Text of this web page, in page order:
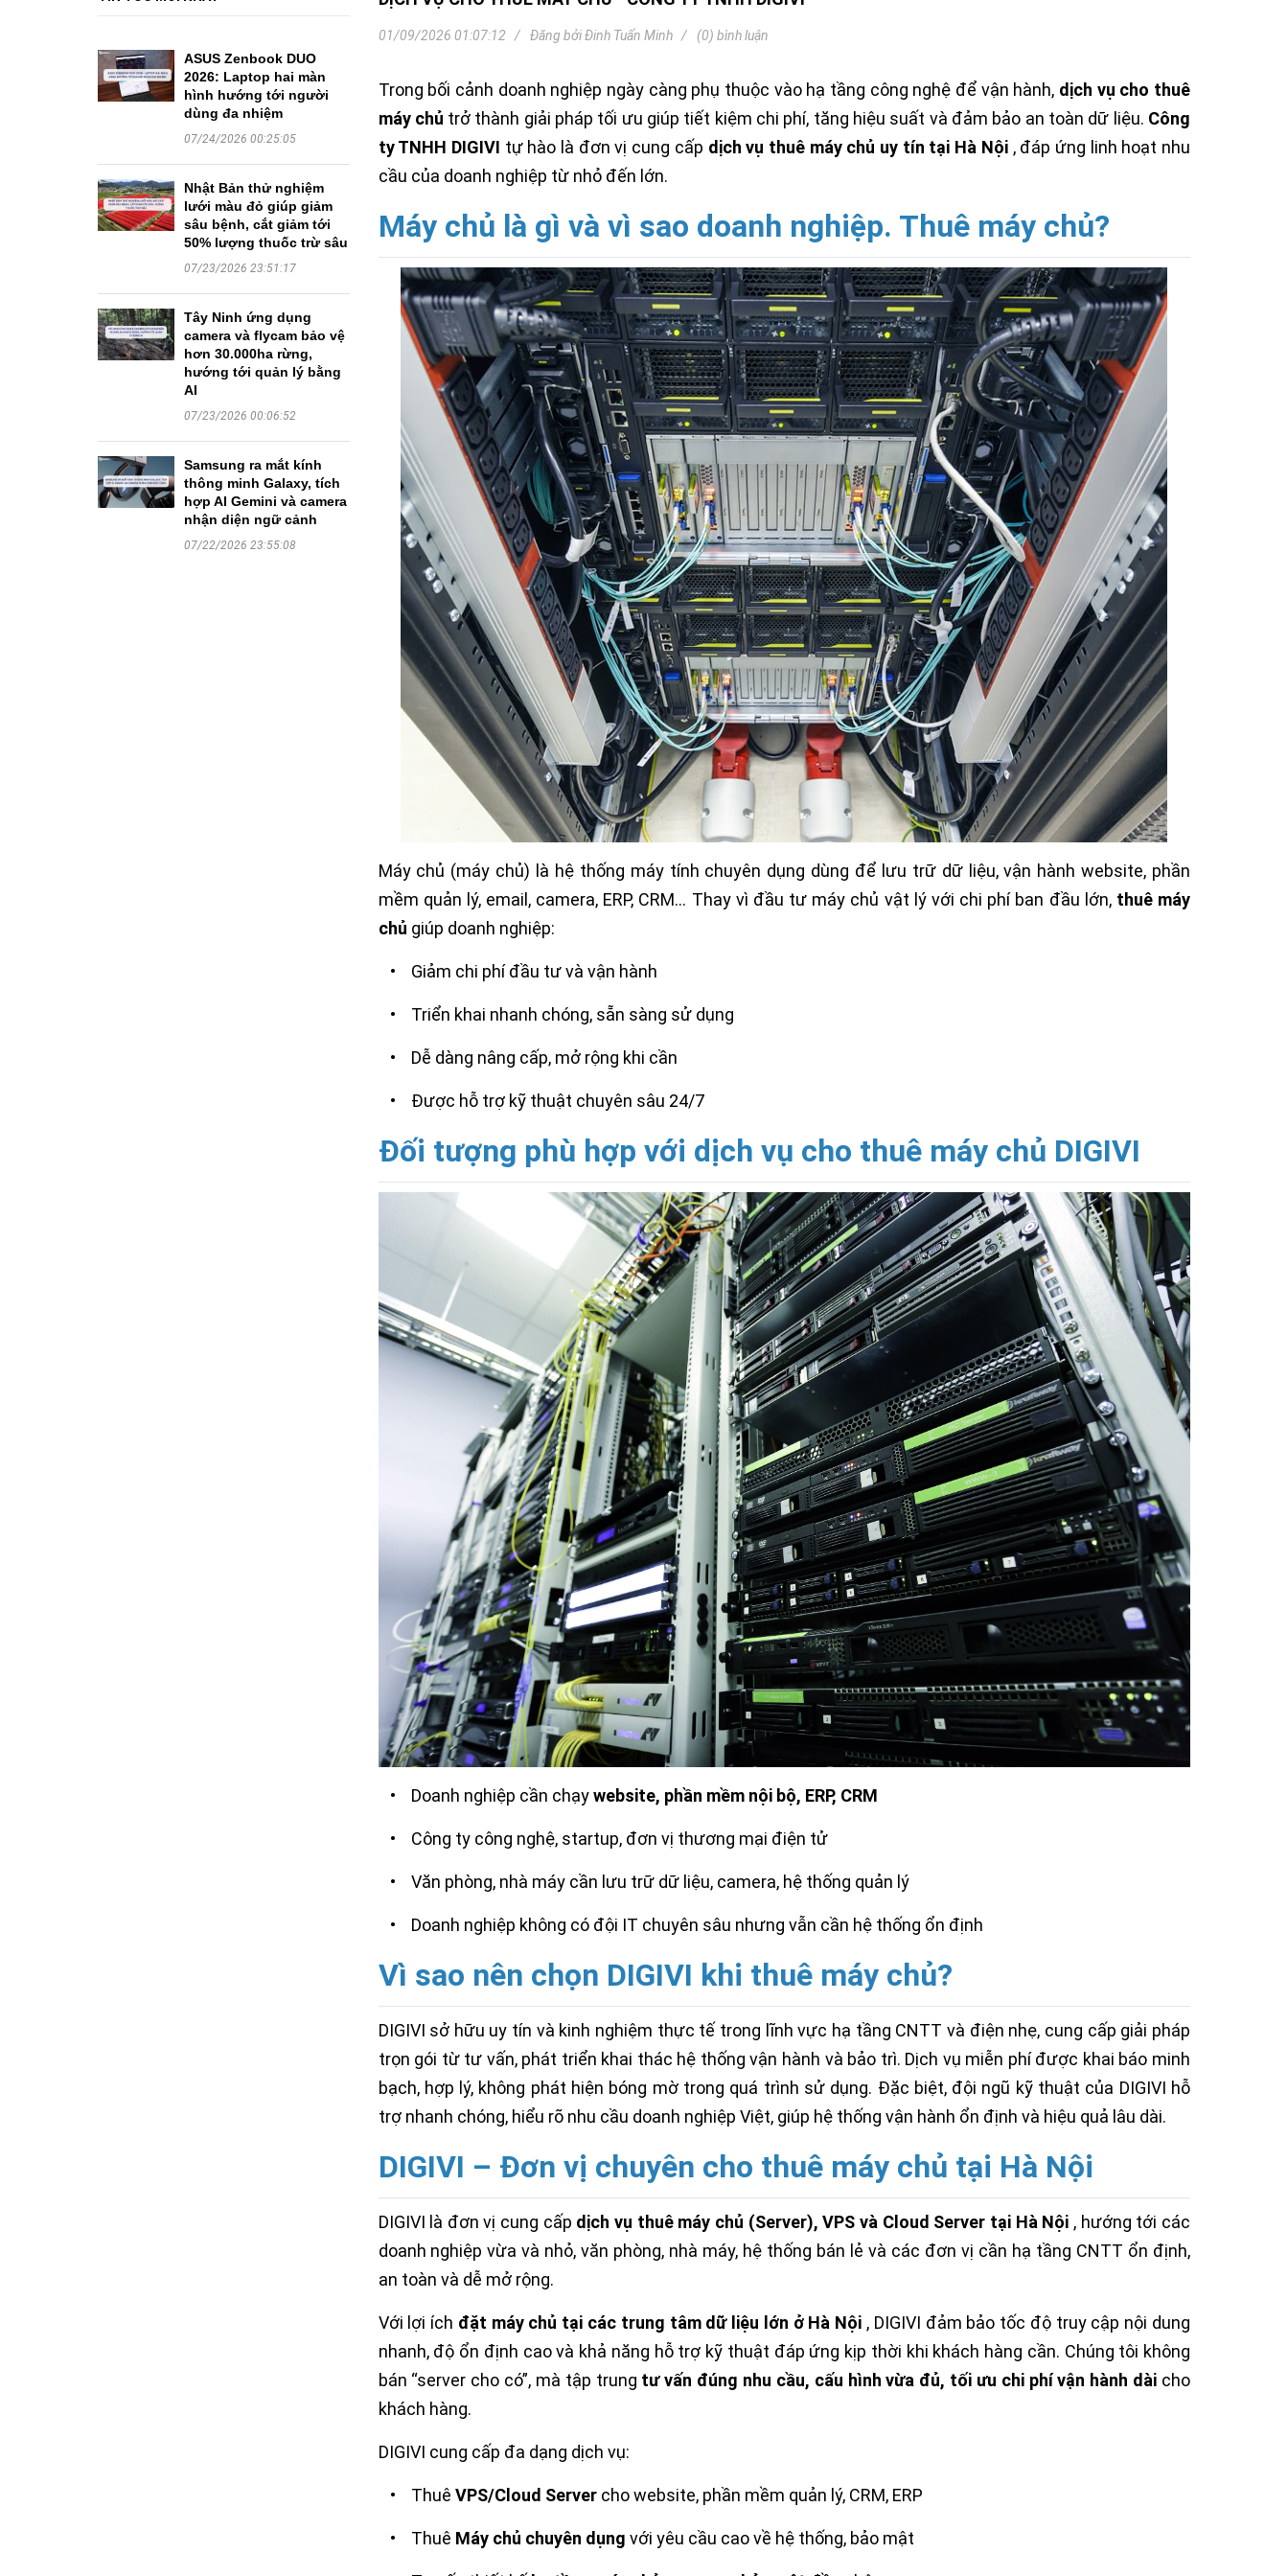
Khóa
BÁO
CHÁY
KHÓA
THÔNG
MINH
HUAWEI
ASUS Zenbook DUO
2026: Laptop hai màn
hình hướng tới người
dùng đa nhiệm
07/24/2026 00:25:05
Nhật Bản thử nghiệm
lưới màu đỏ giúp giảm
sâu bệnh, cắt giảm tới
50% lượng thuốc trừ sâu
07/23/2026 23:51:17
Tây Ninh ứng dụng
camera và flycam bảo vệ
hơn 30.000ha rừng,
hướng tới quản lý bằng
AI
07/23/2026 00:06:52
Samsung ra mắt kính
thông minh Galaxy, tích
hợp AI Gemini và camera
nhận diện ngữ cảnh
07/22/2026 23:55:08
01/09/2026 01:07:12 Đăng bởiĐinh Tuấn Minh (0) bình luận
Trong bối cảnh doanh nghiệp ngày càng phụ thuộc vào hạ tầng công nghệ để vận hành, dịch vụ cho thuê
máy chủ trở thành giải pháp tối ưu giúp tiết kiệm chi phí, tăng hiệu suất và đảm bảo an toàn dữ liệu. Công
ty TNHH DIGIVI tự hào là đơn vị cung cấp dịch vụ thuê máy chủ uy tín tại Hà Nội, đáp ứng linh hoạt nhu
cầu của doanh nghiệp từ nhỏ đến lớn.
Máy chủ là gì và vì sao doanh nghiệp. Thuê máy chủ?
Máy chủ (máy chủ) là hệ thống máy tính chuyên dụng dùng để lưu trữ dữ liệu, vận hành website, phần
mềm quản lý, email, camera, ERP, CRM… Thay vì đầu tư máy chủ vật lý với chi phí ban đầu lớn, thuê máy
chủ giúp doanh nghiệp:
• Giảm chi phí đầu tư và vận hành
• Triển khai nhanh chóng, sẵn sàng sử dụng
• Dễ dàng nâng cấp, mở rộng khi cần
• Được hỗ trợ kỹ thuật chuyên sâu 24/7
Đối tượng phù hợp với dịch vụ cho thuê máy chủ DIGIVI
• Doanh nghiệp cần chạywebsite, phần mềm nội bộ, ERP, CRM
• Công ty công nghệ, startup, đơn vị thương mại điện tử
• Văn phòng, nhà máy cần lưu trữ dữ liệu, camera, hệ thống quản lý
• Doanh nghiệp không có đội IT chuyên sâu nhưng vẫn cần hệ thống ổn định
Vì sao nên chọn DIGIVI khi thuê máy chủ?
DIGIVI sở hữu uy tín và kinh nghiệm thực tế trong lĩnh vực hạ tầng CNTT và điện nhẹ, cung cấp giải pháp
trọn gói từ tư vấn, phát triển khai thác hệ thống vận hành và bảo trì. Dịch vụ miễn phí được khai báo minh
bạch, hợp lý, không phát hiện bóng mờ trong quá trình sử dụng. Đặc biệt, đội ngũ kỹ thuật của DIGIVI hỗ
trợ nhanh chóng, hiểu rõ nhu cầu doanh nghiệp Việt, giúp hệ thống vận hành ổn định và hiệu quả lâu dài.
DIGIVI – Đơn vị chuyên cho thuê máy chủ tại Hà Nội
DIGIVI là đơn vị cung cấp dịch vụ thuê máy chủ (Server), VPS và Cloud Server tại Hà Nội , hướng tới các
doanh nghiệp vừa và nhỏ, văn phòng, nhà máy, hệ thống bán lẻ và các đơn vị cần hạ tầng CNTT ổn định,
an toàn và dễ mở rộng.
Với lợi ích đặt máy chủ tại các trung tâm dữ liệu lớn ở Hà Nội , DIGIVI đảm bảo tốc độ truy cập nội dung
nhanh, độ ổn định cao và khả năng hỗ trợ kỹ thuật đáp ứng kịp thời khi khách hàng cần. Chúng tôi không
bán “server cho có”, mà tập trung tư vấn đúng nhu cầu, cấu hình vừa đủ, tối ưu chi phí vận hành dài cho
khách hàng.
DIGIVI cung cấp đa dạng dịch vụ:
• Thuê VPS/Cloud Servercho website, phần mềm quản lý, CRM, ERP
• Thuê Máy chủ chuyên dụng với yêu cầu cao về hệ thống, bảo mật